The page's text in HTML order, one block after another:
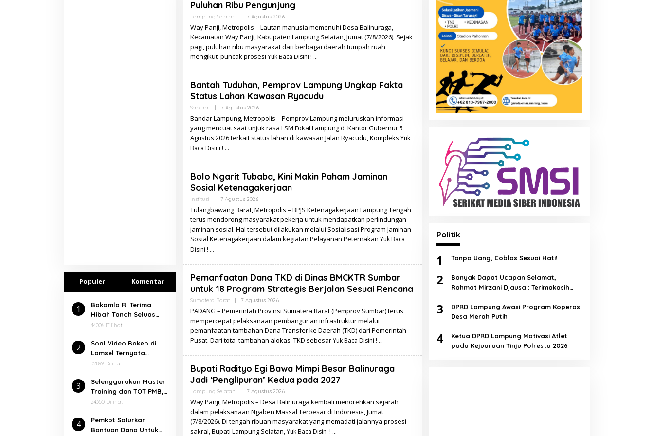
Populer Komentar
1
Bakamla RI Terima
Hibah Tanah Seluas
7.000 Meter² Dari
Selatan
44006 Dilihat
2
Soal Video Bokep di
Lamsel Ternyata
Dalangnya Seorang
32899 Dilihat
3
⁠Selenggarakan Master
Training dan TOT PMB,
Rektor Ucapkan
Balitbang dan Diklat
Kemenag RI
24350 Dilihat
4
Pemkot Salurkan
Bantuan Dana Untuk
Puluhan Ribu Pengunjung
Lampung Selatan | 7 Agustus 2026Oleh
Way Panji, Metropolis – Lautan manusia memenuhi Desa Balinuraga,
Kecamatan Way Panji, Kabupaten Lampung Selatan, Jumat (7/8/2026). Sejak
pagi, puluhan ribu masyarakat dari berbagai daerah tumpah ruah
mengikuti puncak prosesi Yuk Baca Disini !
Bantah Tuduhan, Pemprov Lampung Ungkap Fakta
Status Lahan Kawasan Ryacudu
Saburai | 7 Agustus 2026Oleh
Bandar Lampung, Metropolis – Pemprov Lampung meluruskan informasi
yang mencuat saat unjuk rasa LSM Fokal Lampung di Kantor Gubernur 5
Agustus 2026 terkait status lahan di kawasan Jalan Ryacudu, Kompleks Yuk
Baca Disini !
Bolo Ngarit Tubaba, Kini Makin Paham Jaminan
Sosial Ketenagakerjaan
Institusi | 7 Agustus 2026Oleh
Tulangbawang Barat, Metropolis – BPJS Ketenagakerjaan Lampung Tengah
terus mendorong masyarakat pekerja untuk mendapatkan perlindungan
jaminan sosial. Hal tersebut dilakukan melalui Sosialisasi Program Jaminan
Sosial Ketenagakerjaan dalam kegiatan Pelayanan Peternakan Yuk Baca
Disini !
Pemanfaatan Dana TKD di Dinas BMCKTR Sumbar
untuk 18 Program Strategis Berjalan Sesuai Rencana
Sumatera Barat | 7 Agustus 2026Oleh
PADANG – Pemerintah Provinsi Sumatera Barat (Pemprov Sumbar) terus
mempercepat pelaksanaan pembangunan infrastruktur melalui
pemanfaatan tambahan Dana Transfer ke Daerah (TKD) dari Pemerintah
Pusat. Dari total tambahan alokasi TKD sebesarYuk Baca Disini !
Bupati Radityo Egi Bawa Mimpi Besar Balinuraga
Jadi ‘Penglipuran’ Kedua pada 2027
Lampung Selatan | 7 Agustus 2026Oleh
Way Panji, Metropolis – Desa Balinuraga kembali menorehkan sejarah
dalam pelaksanaan Ngaben Massal Terbesar di Indonesia, Jumat
(7/8/2026). Di tengah ribuan masyarakat yang memadati jalannya prosesi
sakral, Bupati Lampung Selatan, Yuk Baca Disini !
Politik
1 Tanpa Uang, Coblos Sesuai Hati!
2
Banyak Dapat Ucapan Selamat,
Rahmat Mirzani Djausal: Terimakasih
3
DPRD Lampung Awasi Program Koperasi
Desa Merah Putih
4
Ketua DPRD Lampung Motivasi Atlet
pada Kejuaraan Tinju Polresta 2026